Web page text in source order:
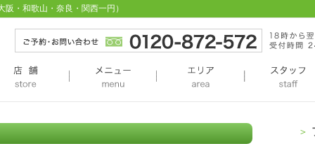
・和歌山・奈良・関西一円）
ご予約・
店舗 store メニューmenu エリアarea